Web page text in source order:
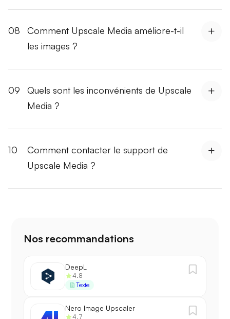
08
Comment Upscale Media améliore-t-il
les images ?
09
Quels sont les inconvénients de Upscale
Media ?
10
Comment contacter le support de
Upscale Media ?
Nos recommandations
DeepL
4.8
Texte
Nero Image Upscaler
4.7